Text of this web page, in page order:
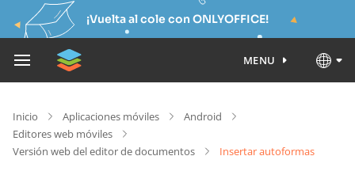
¡Vuelta al cole con ONLYOFFICE!
MENU
Inicio Aplicaciones móviles
Android
Editores web móviles
Versión web del editor de documentos
Insertar autoformas